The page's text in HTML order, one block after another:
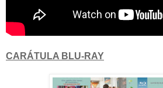
CARÁTULA BLU-RAY